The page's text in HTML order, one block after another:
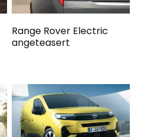
Range Rover Electric
angeteasert